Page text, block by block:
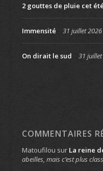
2 gouttes de pluie cet
Immensité 31 juillet 2026
On dirait le sud 31
COMMENTAIRES
Matoufilou sur La reine
abeilles, mais c’est plus